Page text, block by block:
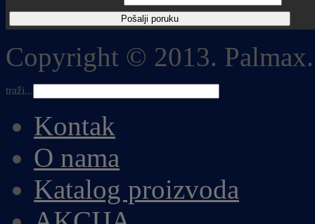
Copyright © 2013.
traži...
Kontak
O nama
Katalog proizvoda